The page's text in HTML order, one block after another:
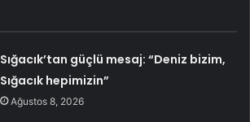
Sığacık’tan güçlü mesaj: “Deniz bizim,
Sığacık hepimizin”
Ağustos 8, 2026